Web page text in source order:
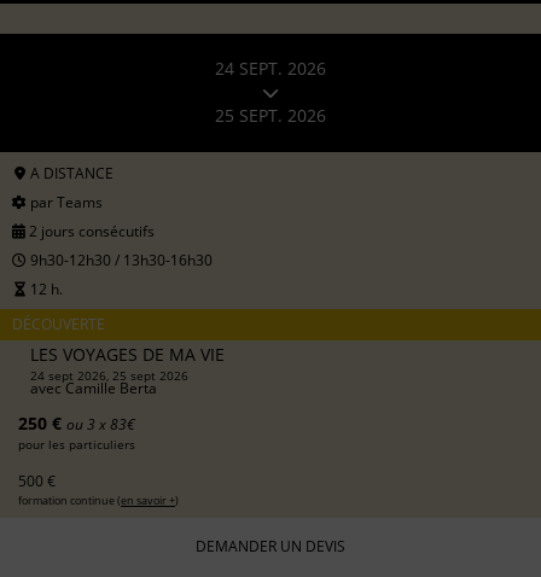
24 SEPT. 2026
25 SEPT. 2026
A DISTANCE
par Teams
2 jours consécutifs
9h30-12h30 / 13h30-16h30
12 h.
DÉCOUVERTE
LES VOYAGES DE MA VIE
24 sept 2026, 25 sept 2026
avecCamille Berta
250 € ou 3 x 83€
pour les particuliers
500 €
formation continue (en savoir +)
DEMANDER UN DEVIS